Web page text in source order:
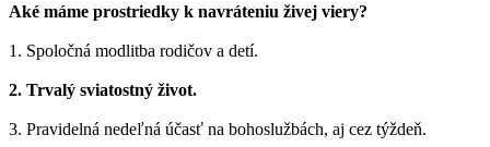
Aké máme prostriedky k navráteniu živej viery?
1. Spoločná modlitba rodičov a detí.
2. Trvalý sviatostný život.
3. Pravidelná nedeľná účasť na bohoslužbách, aj cez týždeň.